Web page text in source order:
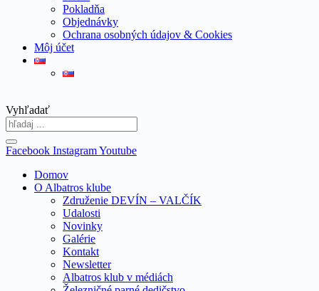
Pokladňa
Objednávky
Ochrana osobných údajov & Cookies
Môj účet
Vyhľadať
Facebook InstagramYoutube
Domov
O Albatros klube
Združenie DEVÍN – VALČÍK
Udalosti
Novinky
Galérie
Kontakt
Newsletter
Albatros klub v médiách